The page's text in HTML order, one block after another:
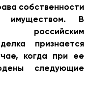
собственности
имуществом. В
признается
когда при ее
следующие